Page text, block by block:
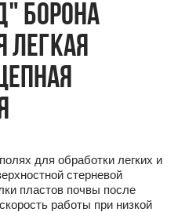
БОРОНА
ЛЕГКАЯ
для обработки легких и
стерневой
пластов почвы после
работы при низкой